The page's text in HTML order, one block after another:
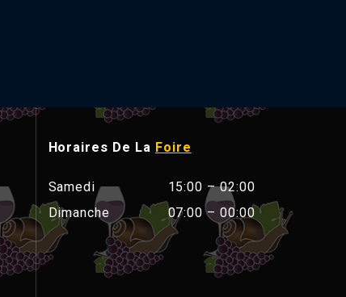
Horaires De La Foire
Samedi
15:00 – 02:00
Dimanche
07:00 – 00:00